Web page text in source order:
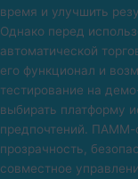
время и улучшить
Однако перед
автоматической
его функционал и
тестирование на
выбирать платформу
предпочтений. ПАММ-
прозрачность,
совместное